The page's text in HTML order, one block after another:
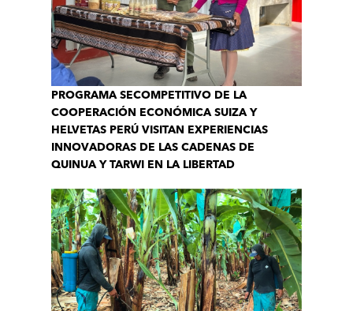
PROGRAMA SECOMPETITIVO DE LA
COOPERACIÓN ECONÓMICA SUIZA Y
HELVETAS PERÚ VISITAN EXPERIENCIAS
INNOVADORAS DE LAS CADENAS DE
QUINUA Y TARWI EN LA LIBERTAD